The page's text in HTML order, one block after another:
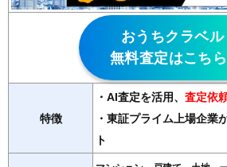
おうちクラベル
無料査定はこち
特徴
・AI査定を活用、 査定依
・東証プライム上場企業
ト